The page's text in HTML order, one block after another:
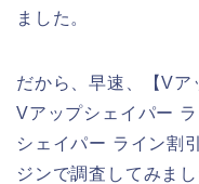
ました。
だから、早速、【Vア
Vアップシェイパー
シェイパー ライン割
ジンで調査してみまし